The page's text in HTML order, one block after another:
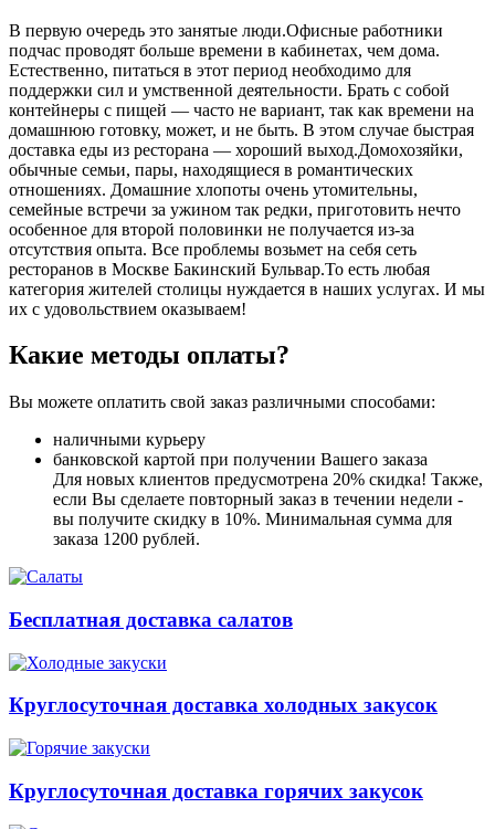
В первую очередь это занятые люди.Офисные работники
подчас проводят больше времени в кабинетах, чем дома.
Естественно, питаться в этот период необходимо для
поддержки сил и умственной деятельности. Брать с собой
контейнеры с пищей ― часто не вариант, так как времени на
домашнюю готовку, может, и не быть. В этом случае быстрая
доставка еды из ресторана ― хороший выход.Домохозяйки,
обычные семьи, пары, находящиеся в романтических
отношениях. Домашние хлопоты очень утомительны,
семейные встречи за ужином так редки, приготовить нечто
особенное для второй половинки не получается из-за
отсутствия опыта. Все проблемы возьмет на себя сеть
ресторанов в Москве Бакинский Бульвар.То есть любая
категория жителей столицы нуждается в наших услугах. И мы
их с удовольствием оказываем!
Какие методы оплаты?
Вы можете оплатить свой заказ различными способами:
наличными курьеру
банковской картой при получении Вашего заказа
Для новых клиентов предусмотрена 20% скидка! Также,
если Вы сделаете повторный заказ в течении недели -
вы получите скидку в 10%. Минимальная сумма для
заказа 1200 рублей.
Бесплатная доставка салатов
Круглосуточная доставка холодных закусок
Круглосуточная доставка горячих закусок